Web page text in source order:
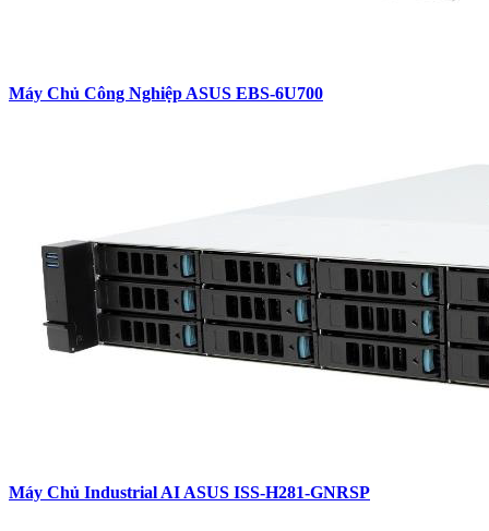
Máy Chủ Công Nghiệp ASUS EBS-6U700
Máy Chủ Industrial AI ASUS ISS-H281-GNRSP